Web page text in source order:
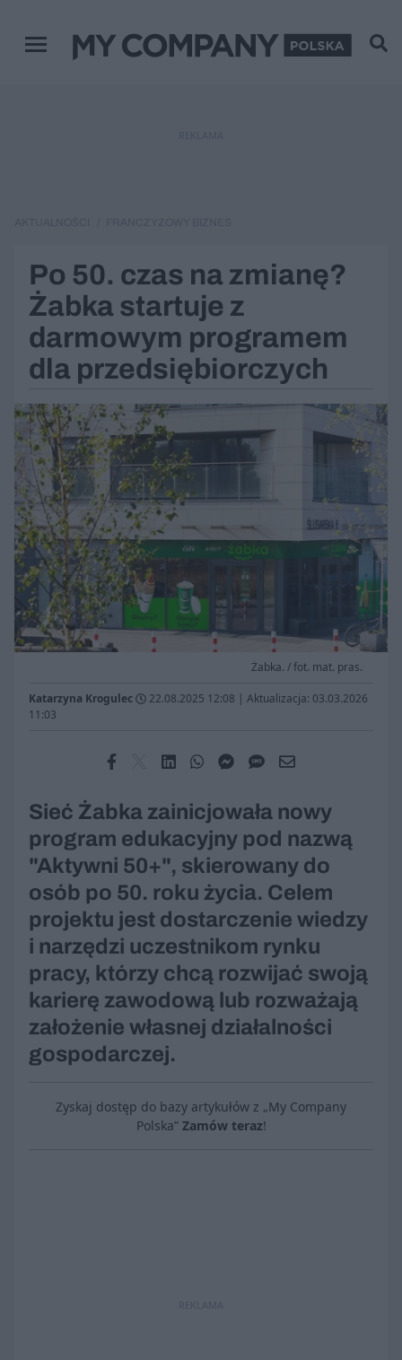
Menu główne
Po 50. czas na zmianę?
Żabka startuje z
darmowym programem
dla przedsiębiorczych
Żabka. / fot. mat. pras.
Katarzyna Krogulec 22.08.2025 12:08 | Aktualizacja: 03.03.2026
11:03
Sieć Żabka zainicjowała nowy
program edukacyjny pod nazwą
"Aktywni 50+", skierowany do
osób po 50. roku życia. Celem
projektu jest dostarczenie wiedzy
i narzędzi uczestnikom rynku
pracy, którzy chcą rozwijać swoją
karierę zawodową lub rozważają
założenie własnej działalności
gospodarczej.
Zyskaj dostęp do bazy artykułów z „My Company
Polska” Zamów teraz!
REKLAMA